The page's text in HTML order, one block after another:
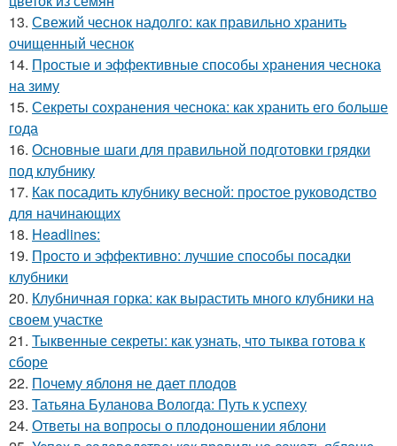
13. Свежий чеснок надолго: как правильно хранить
очищенный чеснок
14. Простые и эффективные способы хранения чеснока
на зиму
15. Секреты сохранения чеснока: как хранить его больше
года
16. Основные шаги для правильной подготовки грядки
под клубнику
17. Как посадить клубнику весной: простое руководство
для начинающих
18. Headlines:
19. Просто и эффективно: лучшие способы посадки
клубники
20. Клубничная горка: как вырастить много клубники на
своем участке
21. Тыквенные секреты: как узнать, что тыква готова к
сборе
22. Почему яблоня не дает плодов
23. Татьяна Буланова Вологда: Путь к успеху
24. Ответы на вопросы о плодоношении яблони